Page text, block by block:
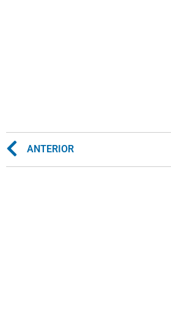
ANTERIOR